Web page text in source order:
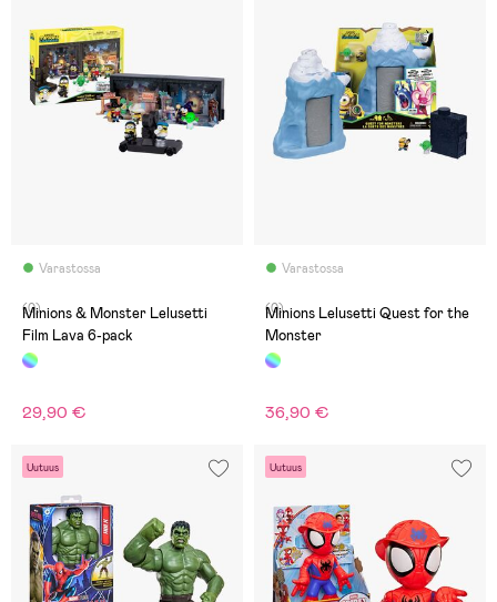
Varastossa
(0)
Minions & Monster Lelusetti
Film Lava 6-pack
29,90 €
Varastossa
(0)
Minions Lelusetti Quest for the
Monster
36,90 €
Uutuus Uutuus